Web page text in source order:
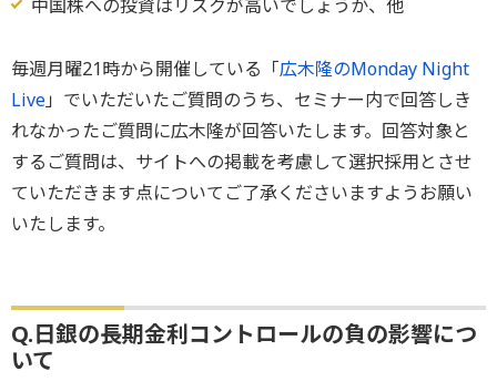
中国株への投資はリスクが高いでしょうか、他
毎週月曜21時から開催している「広木隆のMonday Night
Live」でいただいたご質問のうち、セミナー内で回答しき
れなかったご質問に広木隆が回答いたします。回答対象と
するご質問は、サイトへの掲載を考慮して選択採用とさせ
ていただきます点についてご了承くださいますようお願い
いたします。
Q.日銀の長期金利コントロールの負の影響につ
いて